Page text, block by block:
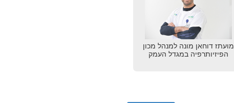
מועתז דוחאן מונה למנהל מכון
הפיזיותרפיה במגדל העמק